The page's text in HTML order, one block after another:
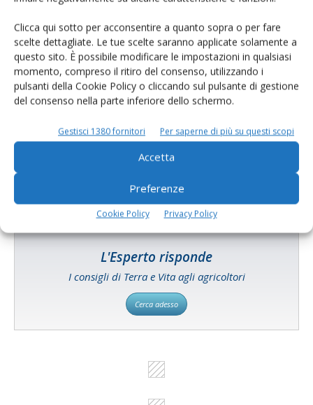
Clicca qui sotto per acconsentire a quanto sopra o per fare
scelte dettagliate. Le tue scelte saranno applicate solamente a
questo sito. È possibile modificare le impostazioni in qualsiasi
momento, compreso il ritiro del consenso, utilizzando i
pulsanti della Cookie Policy o cliccando sul pulsante di gestione
del consenso nella parte inferiore dello schermo.
Gestisci 1380 fornitori Per saperne di più su questi scopi
Accetta
Preferenze
Cookie Policy Privacy Policy
Catalogo Aziende e Prodotti
Un modo semplice per cercare un'azienda o un
L'Esperto risponde
I consigli di Terra e Vita agli agricoltori
Cerca adesso